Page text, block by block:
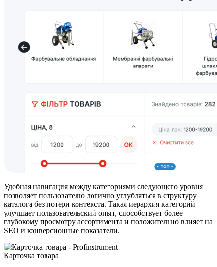
Удобная навигация между категориями следующего уровня
позволяет пользователю логично углубляться в структуру
каталога без потери контекста. Такая иерархия категорий
улучшает пользовательский опыт, способствует более
глубокому просмотру ассортимента и положительно влияет на
SEO и конверсионные показатели.
Карточка товара